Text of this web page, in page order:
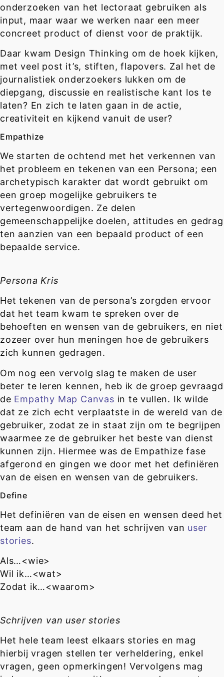
onderzoeken van het lectoraat gebruiken als
input, maar waar we werken naar een meer
concreet product of dienst voor de praktijk.
Daar kwam Design Thinking om de hoek kijken,
met veel post it’s, stiften, flapovers. Zal het de
journalistiek onderzoekers lukken om de
diepgang, discussie en realistische kant los te
laten? En zich te laten gaan in de actie,
creativiteit en kijkend vanuit de user?
Empathize
We starten de ochtend met het verkennen van
het probleem en tekenen van een Persona; een
archetypisch karakter dat wordt gebruikt om
een groep mogelijke gebruikers te
vertegenwoordigen. Ze delen
gemeenschappelijke doelen, attitudes en gedrag
ten aanzien van een bepaald product of een
bepaalde service.
Persona Kris
Het tekenen van de persona’s zorgden ervoor
dat het team kwam te spreken over de
behoeften en wensen van de gebruikers, en niet
zozeer over hun meningen hoe de gebruikers
zich kunnen gedragen.
Om nog een vervolg slag te maken de user
beter te leren kennen, heb ik de groep gevraagd
de Empathy Map Canvas in te vullen. Ik wilde
dat ze zich echt verplaatste in de wereld van de
gebruiker, zodat ze in staat zijn om te begrijpen
waarmee ze de gebruiker het beste van dienst
kunnen zijn. Hiermee was de Empathize fase
afgerond en gingen we door met het definiëren
van de eisen en wensen van de gebruikers.
Define
Het definiëren van de eisen en wensen deed het
team aan de hand van het schrijven van user
stories.
Als…<wie>
Wil ik…<wat>
Zodat ik…<waarom>
Schrijven van user stories
Het hele team leest elkaars stories en mag
hierbij vragen stellen ter verheldering, enkel
vragen, geen opmerkingen! Vervolgens mag